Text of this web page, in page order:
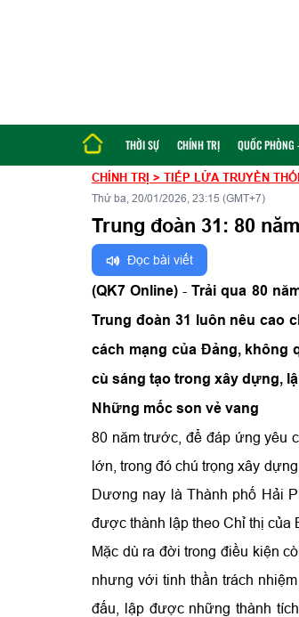
THỜI SỰ CHÍNH TRỊ QUỐC
CHÍNH TRỊ > TIẾP LỬA TRUYỀN
Thứ ba, 20/01/2026, 23:15 (GMT+7)
Trung đoàn 31: 80
Đọc bài viết
(QK7 Online) - Trải qua 80
Trung đoàn 31 luôn nêu cao
cách mạng của Đảng, không
cù sáng tạo trong xây dựng,
Những mốc son vẻ vang
80 năm trước, để đáp ứng yêu
lớn, trong đó chú trọng xây
Dương nay là Thành phố Hải
được thành lập theo Chỉ thị của
Mặc dù ra đời trong điều kiện
nhưng với tinh thần trách
đấu, lập được những thành